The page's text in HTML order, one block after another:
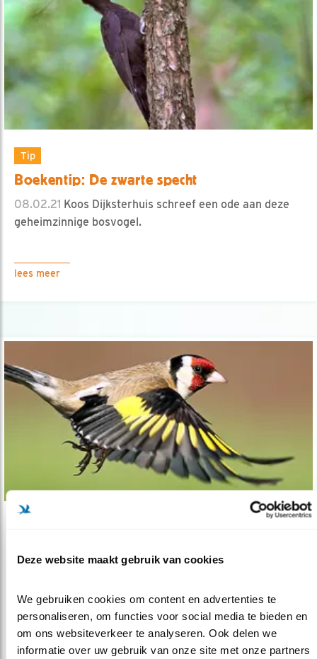
Deze website maakt gebruik van cookies
We gebruiken cookies om content en advertenties te
personaliseren, om functies voor social media te bieden en
om ons websiteverkeer te analyseren. Ook delen we
informatie over uw gebruik van onze site met onze partners
Tip
Boekentip: De zwarte specht
08.02.21 Koos Dijksterhuis schreef een ode aan deze
geheimzinnige bosvogel.
lees meer
vogels
lees meer